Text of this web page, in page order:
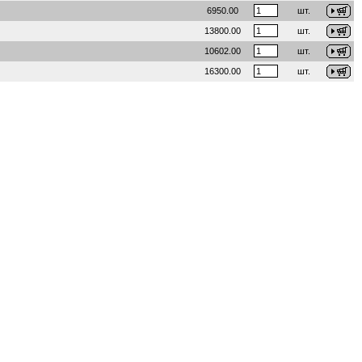
6950.00 шт.
13800.00 шт.
10602.00 шт.
16300.00 шт.